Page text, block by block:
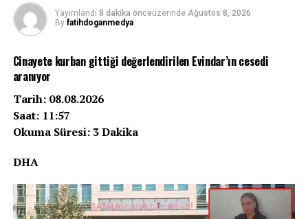
Yayımlandı 8 dakika önceüzerinde Ağustos 8, 2026
By fatihdoganmedya
Cinayete kurban gittiği değerlendirilen Evindar’ın cesedi
aranıyor
Tarih: 08.08.2026
Saat: 11:57
Okuma Süresi: 3 Dakika
DHA